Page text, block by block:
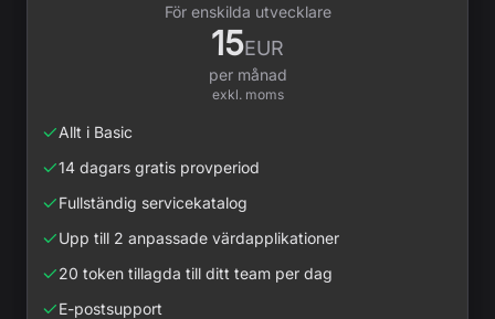
För enskilda utvecklare
15EUR
per månad
exkl. moms
Allt i Basic
14 dagars gratis provperiod
Fullständig servicekatalog
Upp till 2 anpassade värdapplikationer
20 token tillagda till ditt team per dag
E-postsupport